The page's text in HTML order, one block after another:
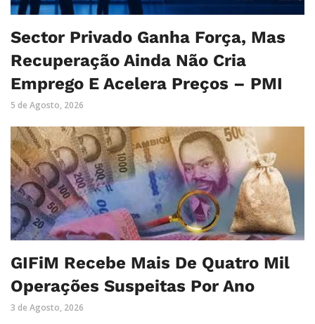
Sector Privado Ganha Força, Mas
Recuperação Ainda Não Cria
Emprego E Acelera Preços – PMI
5 de Agosto, 2026
GIFiM Recebe Mais De Quatro Mil
Operações Suspeitas Por Ano
3 de Agosto, 2026